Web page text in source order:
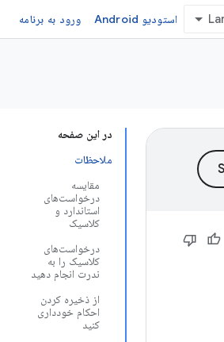
استودیو Android ورود به برنامه
در این صفحه
ملاحظات
مقایسه
درخواست‌های
استاندارد و
کلاسیک
درخواست‌های
کلاسیک را به
ندرت انجام دهید
از ذخیره کردن
احکام خودداری
کنید